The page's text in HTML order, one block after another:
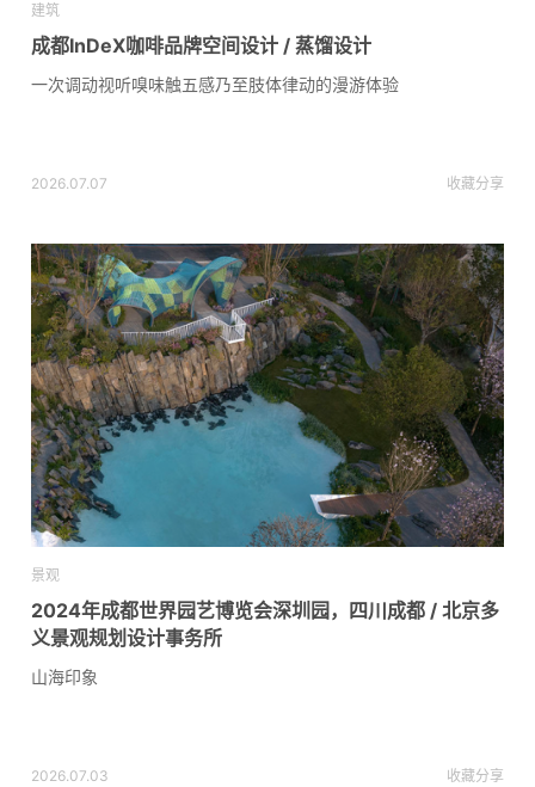
建筑
成都InDeX咖啡品牌空间设计 / 蒸馏设计
一次调动视听嗅味触五感乃至肢体律动的漫游体验
2026.07.07 收藏分享
景观
2024年成都世界园艺博览会深圳园，四川成都 / 北京多
义景观规划设计事务所
山海印象
2026.07.03 收藏分享